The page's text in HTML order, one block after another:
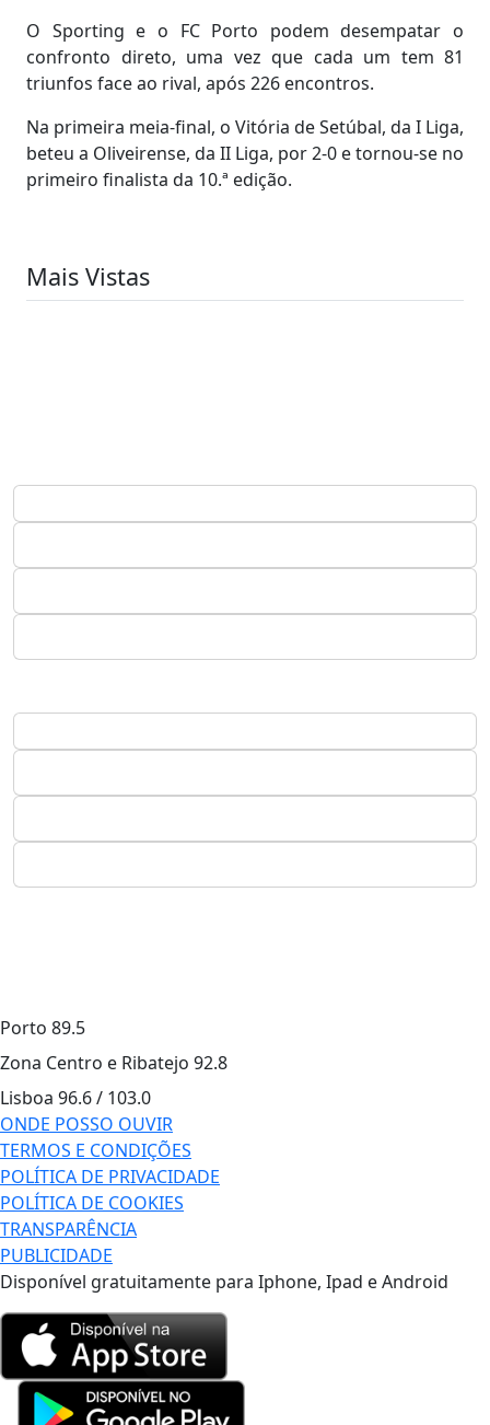
O Sporting e o FC Porto podem desempatar o
confronto direto, uma vez que cada um tem 81
triunfos face ao rival, após 226 encontros.
Na primeira meia-final, o Vitória de Setúbal, da I Liga,
beteu a Oliveirense, da II Liga, por 2-0 e tornou-se no
primeiro finalista da 10.ª edição.
Mais Vistas
Porto 89.5
Zona Centro e Ribatejo 92.8
Lisboa 96.6 / 103.0
ONDE POSSO OUVIR
TERMOS E CONDIÇÕES
POLÍTICA DE PRIVACIDADE
POLÍTICA DE COOKIES
TRANSPARÊNCIA
PUBLICIDADE
Disponível gratuitamente para Iphone, Ipad e Android